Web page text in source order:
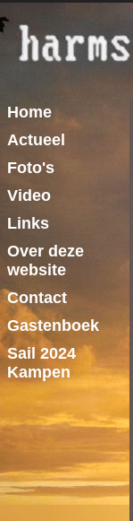
Home
Actueel
Foto's
Video
Links
Over deze
website
Contact
Gastenboek
Sail 2024
Kampen